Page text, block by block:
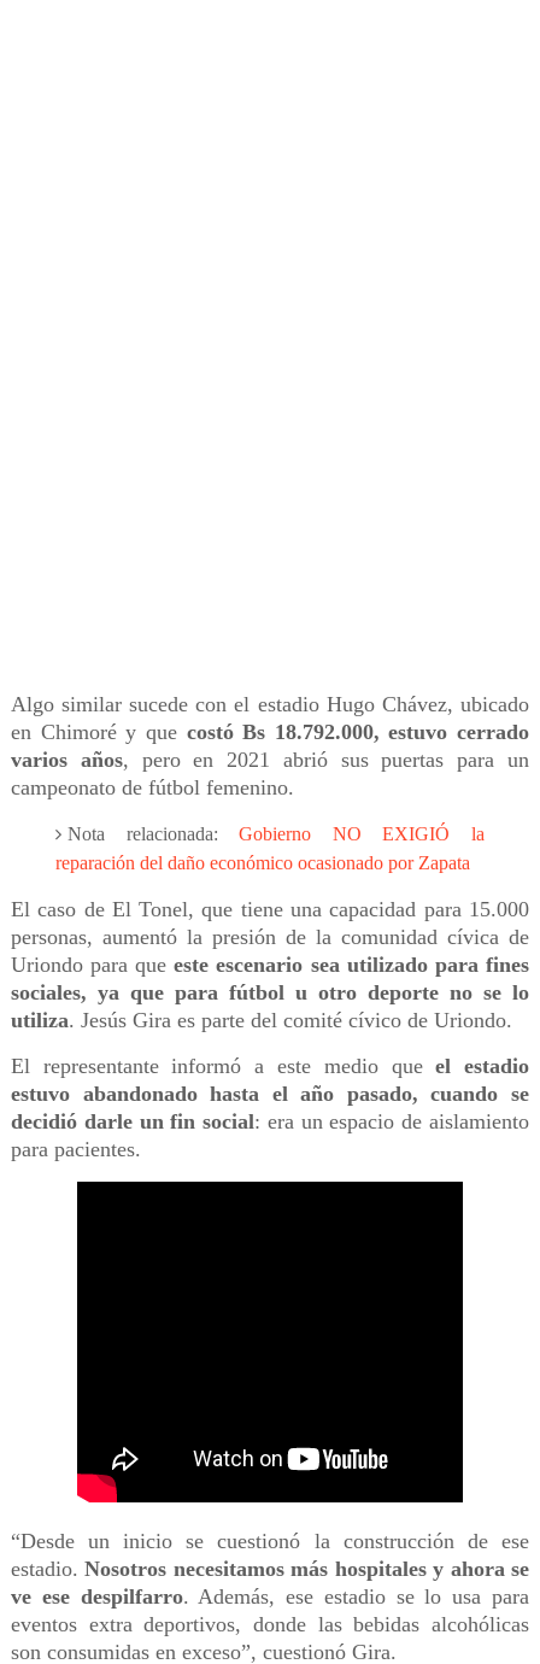
Algo similar sucede con el estadio Hugo Chávez, ubicado
en Chimoré y que costó Bs 18.792.000, estuvo cerrado
varios años, pero en 2021 abrió sus puertas para un
campeonato de fútbol femenino.
Nota relacionada:Gobierno NO EXIGIÓ la
reparación del daño económico ocasionado por Zapata
El caso de El Tonel, que tiene una capacidad para 15.000
personas, aumentó la presión de la comunidad cívica de
Uriondo para queeste escenario sea utilizado para fines
sociales, ya que para fútbol u otro deporte no se lo
utiliza. Jesús Gira es parte del comité cívico de Uriondo.
El representante informó a este medio queel estadio
estuvo abandonado hasta el año pasado, cuando se
decidió darle un fin social: era un espacio de aislamiento
para pacientes.
“Desde un inicio se cuestionó la construcción de ese
estadio.Nosotros necesitamos más hospitales y ahora se
ve ese despilfarro. Además, ese estadio se lo usa para
eventos extra deportivos, donde las bebidas alcohólicas
son consumidas en exceso”, cuestionó Gira.